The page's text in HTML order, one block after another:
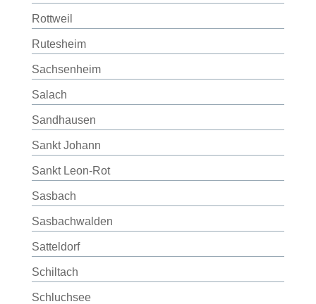
Rottweil
Rutesheim
Sachsenheim
Salach
Sandhausen
Sankt Johann
Sankt Leon-Rot
Sasbach
Sasbachwalden
Satteldorf
Schiltach
Schluchsee